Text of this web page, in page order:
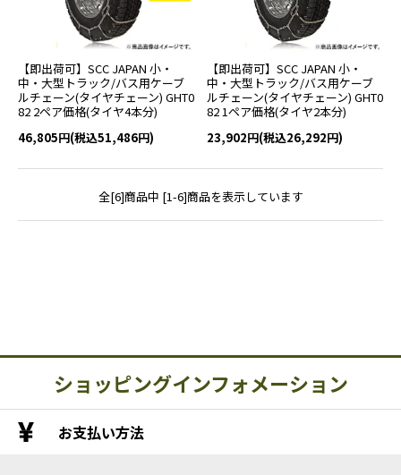
【即出荷可】SCC JAPAN 小・
中・大型トラック/バス用ケーブ
ルチェーン(タイヤチェーン) GHT0
82 2ペア価格(タイヤ4本分)
46,805円(税込51,486円)
【即出荷可】SCC JAPAN 小・
中・大型トラック/バス用ケーブ
ルチェーン(タイヤチェーン) GHT0
82 1ペア価格(タイヤ2本分)
23,902円(税込26,292円)
全[6]商品中 [1-6]商品を表示しています
ショッピングインフォメーション
お支払い方法